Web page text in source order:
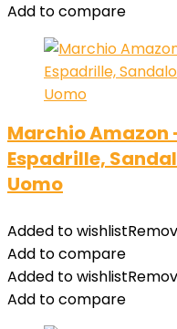
Add to compare
Marchio Amazon
Espadrille,
Uomo
Added to wishlist
Add to compare
Added to wishlist
Add to compare